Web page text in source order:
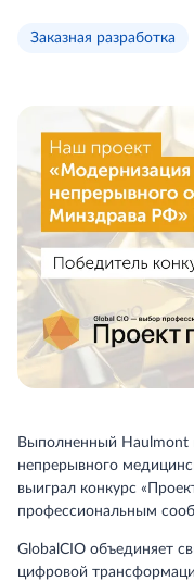
Заказная разработка
Выполненный Haulmont
непрерывного
выиграл конкурс
профессиональным
GlobalCIO объединяет
цифровой